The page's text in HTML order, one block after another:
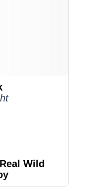
Wild